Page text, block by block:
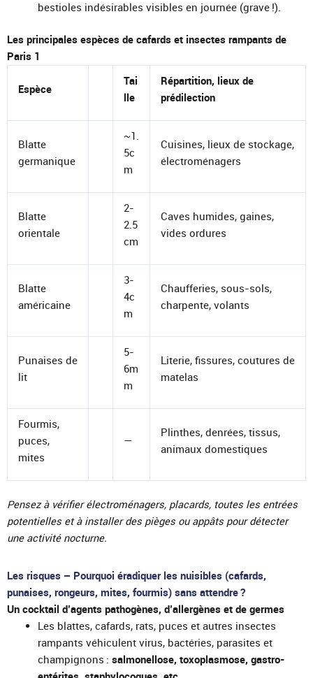
bestioles indésirables visibles en journée (grave !).
Les principales espèces de cafards et insectes rampants de
Paris 1
Espèce
Tai
lle
Répartition, lieux de
prédilection
Blatte
germanique
~1.
5c
m
Cuisines, lieux de stockage,
électroménagers
Blatte
orientale
2-
2.5
cm
Caves humides, gaines,
vides ordures
Blatte
américaine
3-
4c
m
Chaufferies, sous-sols,
charpente, volants
Punaises de
lit
5-
6m
m
Literie, fissures, coutures de
matelas
Fourmis,
puces,
mites
—
Plinthes, denrées, tissus,
animaux domestiques
Pensez à vérifier électroménagers, placards, toutes les entrées
potentielles et à installer des pièges ou appâts pour détecter
une activité nocturne.
Les risques – Pourquoi éradiquer les nuisibles (cafards,
punaises, rongeurs, mites, fourmis) sans attendre ?
Un cocktail d’agents pathogènes, d’allergènes et de germes
Les blattes, cafards, rats, puces et autres insectes
rampants véhiculent virus, bactéries, parasites et
champignons : salmonellose, toxoplasmose, gastro-